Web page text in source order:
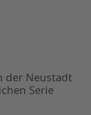
der Neustadt
Serie